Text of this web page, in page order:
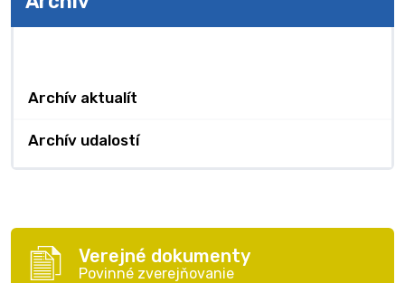
Archív aktualít
Archív udalostí
Verejné dokumenty
Povinné zverejňovanie